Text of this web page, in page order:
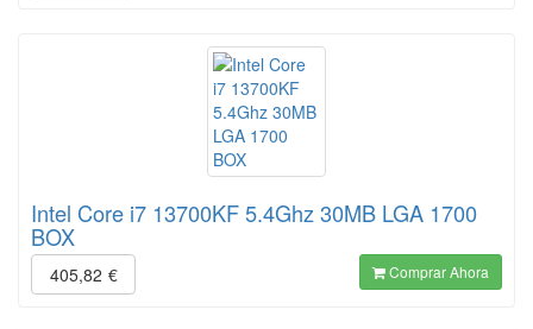
Intel Core i7 13700KF 5.4Ghz 30MB LGA 1700
BOX
405,82 € Comprar Ahora